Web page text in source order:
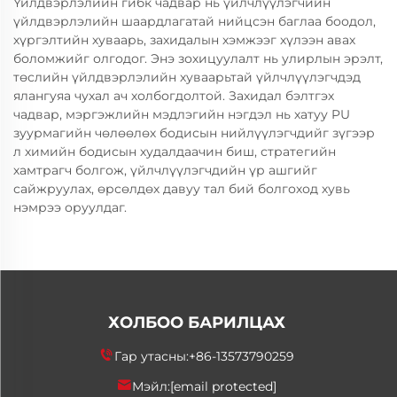
үйлдвэрлэлийн шаардлагатай нийцсэн баглаа боодол,
хүргэлтийн хуваарь, захидалын хэмжээг хүлээн авах
боломжийг олгодог. Энэ зохицуулалт нь улирлын эрэлт,
төслийн үйлдвэрлэлийн хуваарьтай үйлчлүүлэгчдэд
ялангуяа чухал ач холбогдолтой. Захидал бэлтгэх
чадвар, мэргэжлийн мэдлэгийн нэгдэл нь хатуу PU
зуурмагийн чөлөөлөх бодисын нийлүүлэгчдийг зүгээр
л химийн бодисын худалдаачин биш, стратегийн
хамтрагч болгож, үйлчлүүлэгчдийн үр ашгийг
сайжруулах, өрсөлдөх давуу тал бий болгоход хувь
нэмрээ оруулдаг.
ХОЛБОО БАРИЛЦАХ
Гар утасны:+86-13573790259
Мэйл:[email protected]